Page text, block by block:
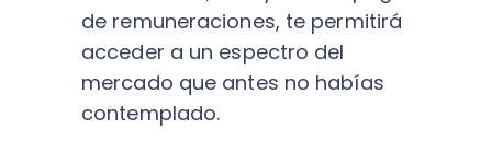
de remuneraciones, te permitirá
acceder a un espectro del
mercado que antes no habías
contemplado.